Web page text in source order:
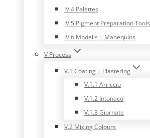
IV.4 Palettes
IV.5 Pigment Preparation Tools
IV.6 Modells | Manequins
V Process
V.1 Coating | Plastering
V.1.1 Arriccio
V.1.2 Intonaco
V.1.3 Giornate
V.2 Mixing Colours